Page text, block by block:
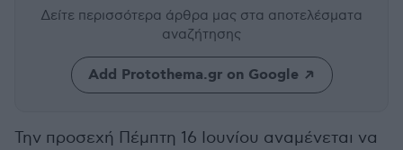
Δείτε περισσότερα άρθρα μας στα αποτελέσματα
αναζήτησης
Add Protothema.gr on Google
Την προσεχή Πέμπτη 16 Ιουνίου αναμένεται να